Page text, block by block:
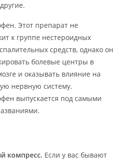
Этот препарат не
к группе нестероидных
средств, однако он
болевые центры в
и оказывать влияние на
нервную систему.
выпускается под самыми
компресс. Если у вас бывают